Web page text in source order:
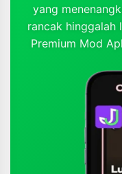
yang
rancak hinggalah
Premium Mod